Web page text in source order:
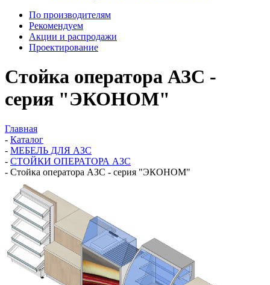
По производителям
Рекомендуем
Акции и распродажи
Проектирование
Стойка оператора АЗС -
серия "ЭКОНОМ"
Главная
- Каталог
- МЕБЕЛЬ ДЛЯ АЗС
- СТОЙКИ ОПЕРАТОРА АЗС
- Стойка оператора АЗС - серия "ЭКОНОМ"